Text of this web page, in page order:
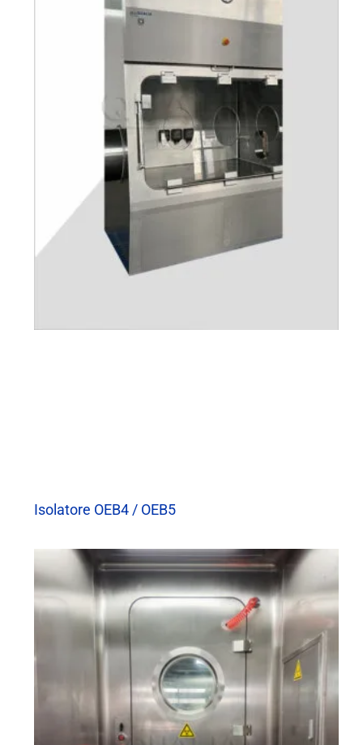
Isolatore OEB4 / OEB5